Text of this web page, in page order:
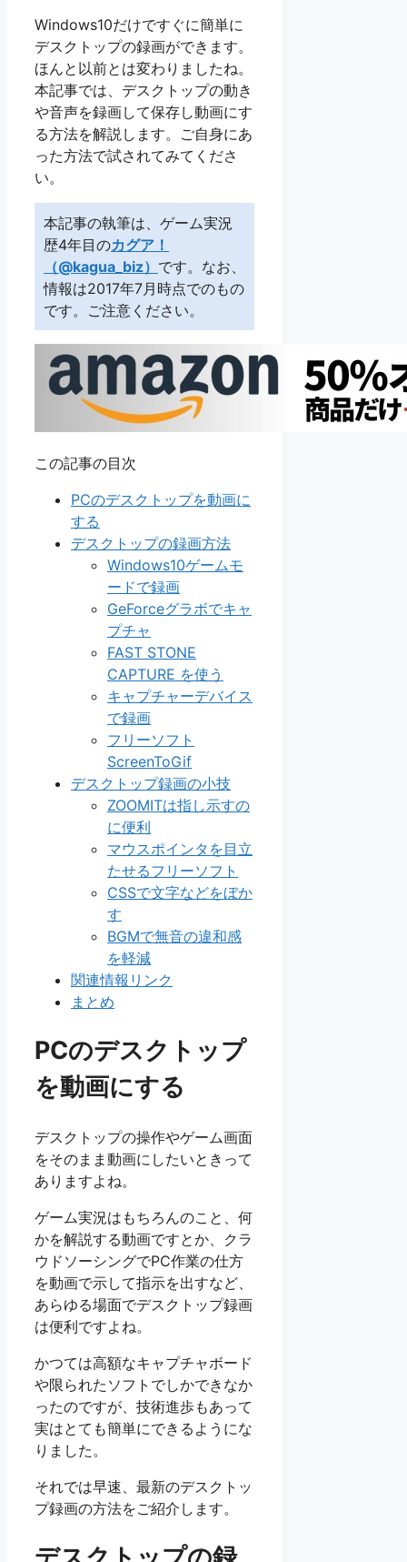
Windows10だけですぐに簡単に
デスクトップの録画ができます。
ほんと以前とは変わりましたね。
本記事では、デスクトップの動き
や音声を録画して保存し動画にす
る方法を解説します。ご自身にあ
った方法で試されてみてくださ
い。
本記事の執筆は、ゲーム実況
歴4年目のカグア！
（@kagua_biz） です。なお、
情報は2017年7月時点でのもの
です。ご注意ください。
この記事の目次
PCのデスクトップを動画に
する
デスクトップの録画方法
Windows10ゲームモ
ードで録画
GeForceグラボでキャ
プチャ
FAST STONE
CAPTURE を使う
キャプチャーデバイス
で録画
フリーソフト
ScreenToGif
デスクトップ録画の小技
ZOOMITは指し示すの
に便利
マウスポインタを目立
たせるフリーソフト
CSSで文字などをぼか
す
BGMで無音の違和感
を軽減
関連情報リンク
まとめ
PCのデスクトップ
を動画にする
デスクトップの操作やゲーム画面
をそのまま動画にしたいときって
ありますよね。
ゲーム実況はもちろんのこと、何
かを解説する動画ですとか、クラ
ウドソーシングでPC作業の仕方
を動画で示して指示を出すなど、
あらゆる場面でデスクトップ録画
は便利ですよね。
かつては高額なキャプチャボード
や限られたソフトでしかできなか
ったのですが、技術進歩もあって
実はとても簡単にできるようにな
りました。
それでは早速、最新のデスクトッ
プ録画の方法をご紹介します。